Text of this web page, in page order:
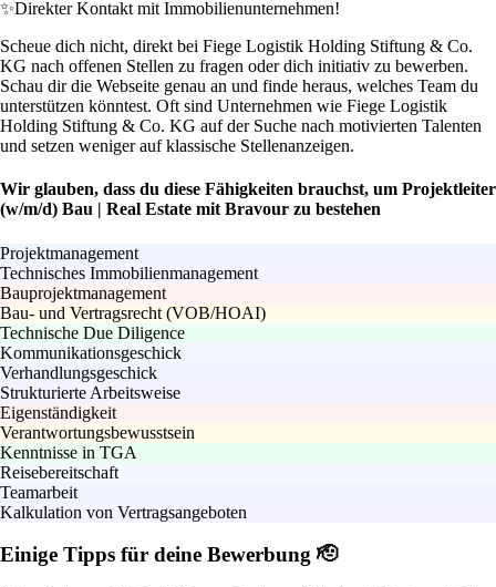
✨Direkter Kontakt mit Immobilienunternehmen!
Scheue dich nicht, direkt bei Fiege Logistik Holding Stiftung & Co.
KG nach offenen Stellen zu fragen oder dich initiativ zu bewerben.
Schau dir die Webseite genau an und finde heraus, welches Team du
unterstützen könntest. Oft sind Unternehmen wie Fiege Logistik
Holding Stiftung & Co. KG auf der Suche nach motivierten Talenten
und setzen weniger auf klassische Stellenanzeigen.
Wir glauben, dass du diese Fähigkeiten brauchst, um Projektleiter
(w/m/d) Bau | Real Estate mit Bravour zu bestehen
Projektmanagement
Technisches Immobilienmanagement
Bauprojektmanagement
Bau- und Vertragsrecht (VOB/HOAI)
Technische Due Diligence
Kommunikationsgeschick
Verhandlungsgeschick
Strukturierte Arbeitsweise
Eigenständigkeit
Verantwortungsbewusstsein
Kenntnisse in TGA
Reisebereitschaft
Teamarbeit
Kalkulation von Vertragsangeboten
Einige Tipps für deine Bewerbung 🫡